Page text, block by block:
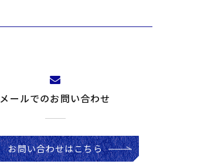
メールでのお問い合わせ
お問い合わせはこちら